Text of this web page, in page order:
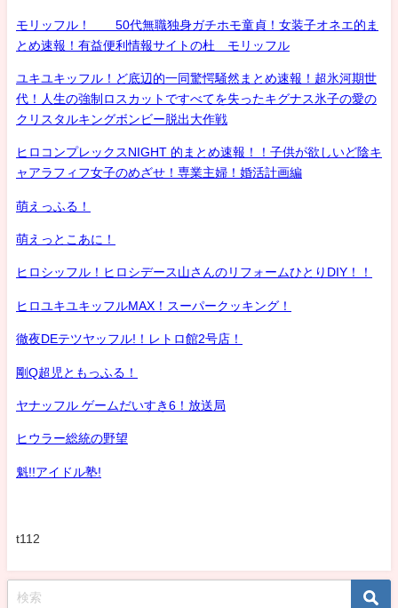
モリッフル！ 50代無職独身ガチホモ童貞！女装子オネエ的ま
とめ速報！有益便利情報サイトの杜 モリッフル
ユキユキッフル！ど底辺的一同驚愕騒然まとめ速報！超氷河期世
代！人生の強制ロスカットですべてを失ったキグナス氷子の愛の
クリスタルキングボンビー脱出大作戦
ヒロコンプレックスNIGHT 的まとめ速報！！子供が欲しいど陰キ
ャアラフィフ女子のめざせ！専業主婦！婚活計画編
萌えっふる！
萌えっとこあに！
ヒロシッフル！ヒロシデース山さんのリフォームひとりDIY！！
ヒロユキユキッフルMAX！スーパークッキング！
徹夜DEテツヤッフル!！レトロ館2号店！
剛Q超児ともっふる！
ヤナッフル ゲームだいすき6！放送局
ヒウラー総統の野望
魁!!アイドル塾!
t112